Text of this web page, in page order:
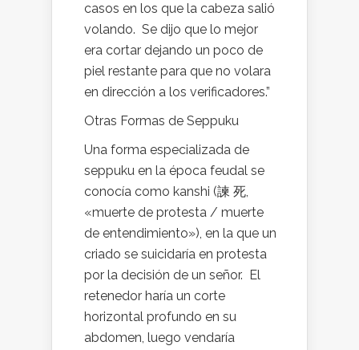
casos en los que la cabeza salió
volando. Se dijo que lo mejor
era cortar dejando un poco de
piel restante para que no volara
en dirección a los verificadores.”
Otras Formas de Seppuku
Una forma especializada de
seppuku en la época feudal se
conocía como kanshi (諫 死,
«muerte de protesta / muerte
de entendimiento»), en la que un
criado se suicidaría en protesta
por la decisión de un señor. El
retenedor haría un corte
horizontal profundo en su
abdomen, luego vendaría